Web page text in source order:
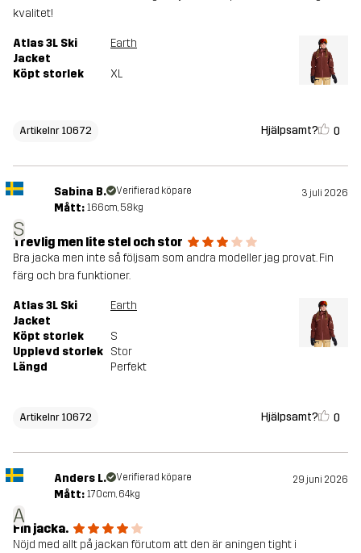
kvalitet!
Atlas 3L Ski
Jacket
Earth
Köpt storlek XL
Artikelnr 10672 Hjälpsamt? 0
S
Sabina B. Verifierad köpare 3 juli 2026
Mått: 166cm, 58kg
Trevlig men lite stel och stor
Bra jacka men inte så följsam som andra modeller jag provat. Fin
färg och bra funktioner.
Atlas 3L Ski
Jacket
Earth
Köpt storlek
S
Upplevd storlek Stor
Längd
Perfekt
Artikelnr 10672 Hjälpsamt? 0
A
Anders L. Verifierad köpare 29 juni 2026
Mått: 170cm, 64kg
Fin jacka.
Nöjd med allt på jackan förutom att den är aningen tight i